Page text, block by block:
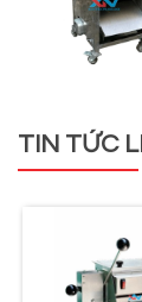
TIN TỨC